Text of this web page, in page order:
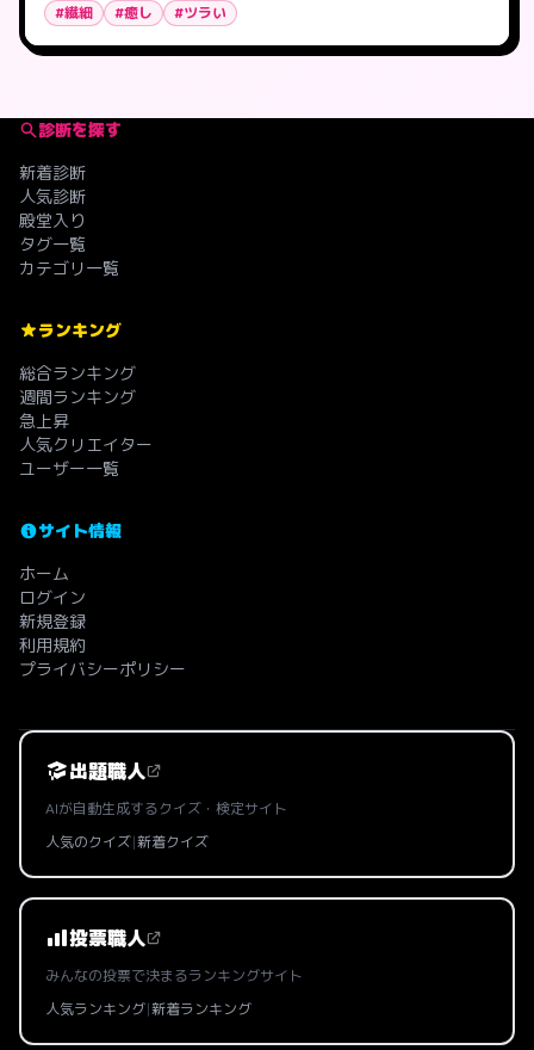
#繊細 #癒し #ツラい
診断を探す
新着診断
人気診断
殿堂入り
タグ一覧
カテゴリ一覧
ランキング
総合ランキング
週間ランキング
急上昇
人気クリエイター
ユーザー一覧
サイト情報
ホーム
ログイン
新規登録
利用規約
プライバシーポリシー
出題職人
AIが自動生成するクイズ・検定サイト
人気のクイズ|新着クイズ
投票職人
みんなの投票で決まるランキングサイト
人気ランキング|新着ランキング